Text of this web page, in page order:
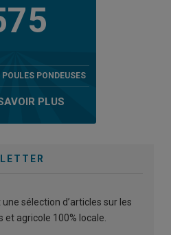
POULES PONDEUSES
PLUS
sélection d’articles sur les
et agricole 100% locale.